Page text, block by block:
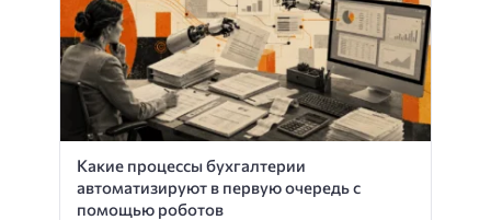
Какие процессы бухгалтерии
автоматизируют в первую очередь с
помощью роботов